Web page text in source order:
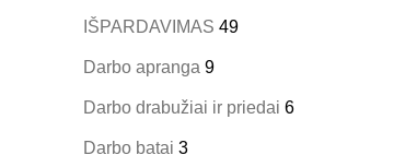
IŠPARDAVIMAS 49
Darbo apranga 9
Darbo drabužiai ir priedai 6
Darbo batai 3